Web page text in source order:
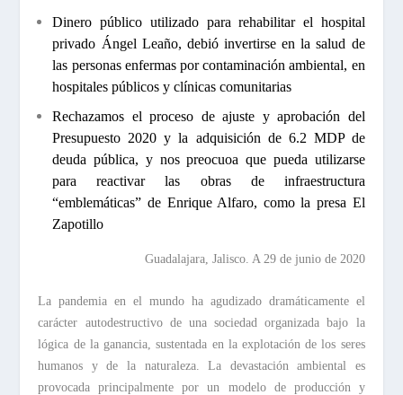
Dinero público utilizado para rehabilitar el hospital
privado Ángel Leaño, debió invertirse en la salud de
las personas enfermas por contaminación ambiental, en
hospitales públicos y clínicas comunitarias
Rechazamos el proceso de ajuste y aprobación del
Presupuesto 2020 y la adquisición de 6.2 MDP de
deuda pública, y nos preocuoa que pueda utilizarse
para reactivar las obras de infraestructura
“emblemáticas” de Enrique Alfaro, como la presa El
Zapotillo
Guadalajara, Jalisco. A 29 de junio de 2020
La pandemia en el mundo ha agudizado dramáticamente el
carácter autodestructivo de una sociedad organizada bajo la
lógica de la ganancia, sustentada en la explotación de los seres
humanos y de la naturaleza. La devastación ambiental es
provocada principalmente por un modelo de producción y